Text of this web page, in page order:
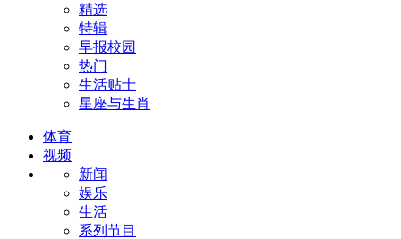
精选
特辑
早报校园
热门
生活贴士
星座与生肖
体育
视频
新闻
娱乐
生活
系列节目